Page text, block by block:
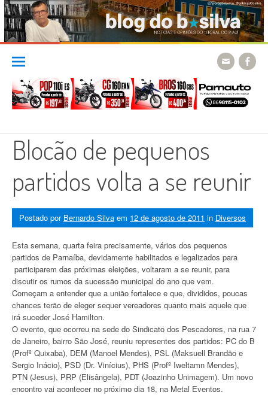
Skip
content
Blocão de pequenos
partidos volta a se reunir
Postado por Bernardo Silva em 12 de agosto de 2011 in Diversos
Esta semana, quarta feira precisamente, vários dos pequenos
partidos de Parnaíba, devidamente habilitados e legalizados para
participarem das próximas eleições, voltaram a se reunir, para
discutir os rumos da sucessão municipal do ano que vem.
Começam a entender que a união fortalece e que, divididos, poucas
chances terão de eleger sequer vereadores quanto mais aquele que
irá suceder José Hamilton.
O evento, que ocorreu na sede do Sindicato dos Pescadores, na rua 7
de Janeiro, bairro São José, reuniu representes dos partidos: PC do B
(Profº Quixaba), DEM (Manoel Mendes), PSL (Maksuell Brandão e
Sergio Inácio), PSD (Dr. Vinícius), PHS (Profº Iweltamn Mendes),
PTN (Jesus), PRP (Elisângela), PDT (Joazinho Unimagem). Um novo
encontro vai acontecer no próximo dia 18, na Metal Eventos.